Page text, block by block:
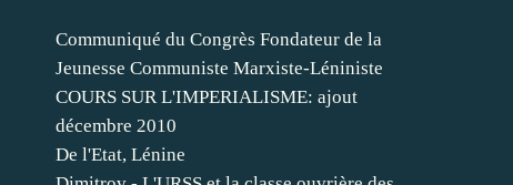
Communiqué du Congrès Fondateur de la
Jeunesse Communiste Marxiste-Léniniste
COURS SUR L'IMPERIALISME: ajout
décembre 2010
De l'Etat, Lénine